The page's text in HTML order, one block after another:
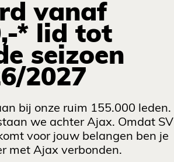
vanaf
* lid tot
seizoen
2027
bij onze ruim 155.000 leden.
we achter Ajax. Omdat SV
voor jouw belangen ben je
met Ajax verbonden.